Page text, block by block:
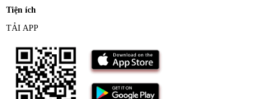
Tiện ích
TẢI APP